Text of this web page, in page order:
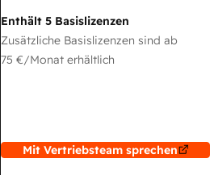
Enthält 5 Basislizenzen
Zusätzliche Basislizenzen sind ab
75 €/Monat erhältlich
Mit Vertriebsteam sprechen